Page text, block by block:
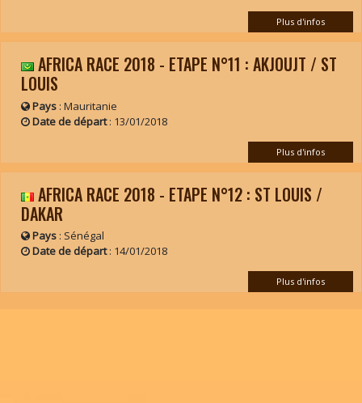
Plus d'infos
AFRICA RACE 2018 - ETAPE N°11 : AKJOUJT / ST
LOUIS
Pays: Mauritanie
Date de départ: 13/01/2018
Plus d'infos
AFRICA RACE 2018 - ETAPE N°12 : ST LOUIS /
DAKAR
Pays: Sénégal
Date de départ: 14/01/2018
Plus d'infos